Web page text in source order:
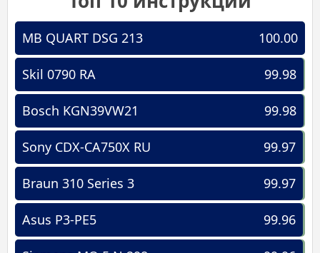
100.00
MB QUART DSG 213
99.98
Skil 0790 RA
99.98
Bosch KGN39VW21
99.97
Sony CDX-CA750X RU
99.97
Braun 310 Series 3
99.96
Asus P3-PE5